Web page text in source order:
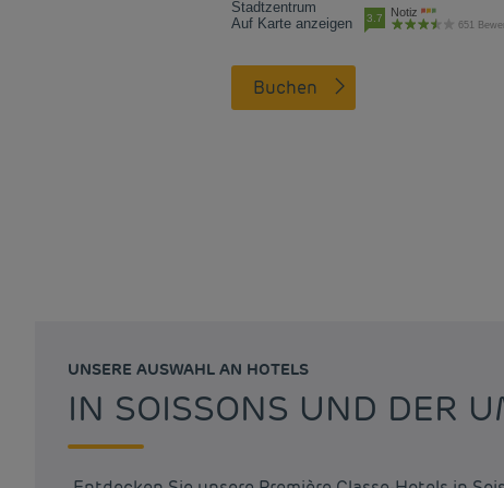
Stadtzentrum
Auf Karte anzeigen
3.7 Notiz
651
Buchen
UNSERE AUSWAHL AN HOTELS
IN SOISSONS UND DER